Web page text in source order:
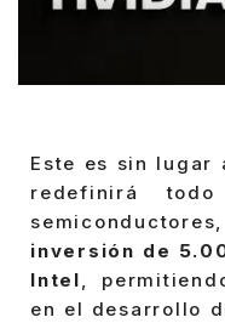
Este es sin lugar
redefinirá
semiconductores,
inversión de
Intel,
en el desarrollo